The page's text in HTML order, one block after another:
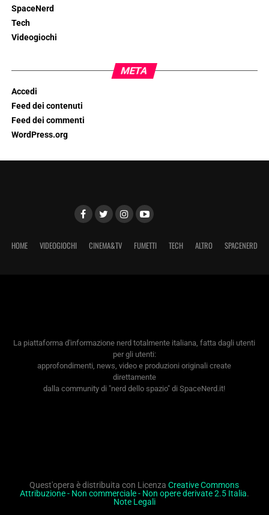
SpaceNerd
Tech
Videogiochi
META
Accedi
Feed dei contenuti
Feed dei commenti
WordPress.org
HOME VIDEOGIOCHI CINEMA&TV FUMETTI TECH ALTRO SPACENERD
La piattaforma d'informazione nerd totalmente italiana, fatta dagli utenti
per gli utenti:
approfondimenti, news, video e produzioni originali create
direttamente
dalla community di "nerd dello spazio" di SpaceNerd.it!
Quest'opera è distribuita con LicenzaCreative Commons
Attribuzione - Non commerciale - Non opere derivate 2.5 Italia.
Note Legali